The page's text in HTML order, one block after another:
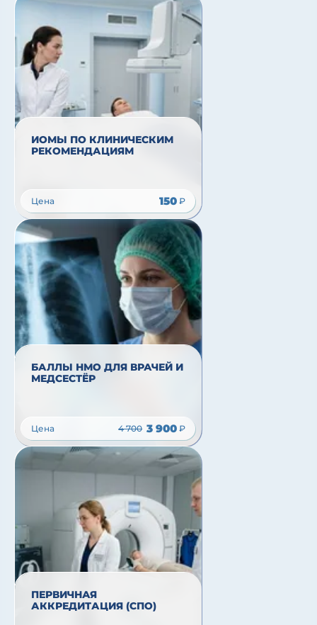
ИОМЫ ПО КЛИНИЧЕСКИМ
РЕКОМЕНДАЦИЯМ
Цена 150 ₽
БАЛЛЫ НМО ДЛЯ ВРАЧЕЙ И
МЕДСЕСТЁР
Цена 4 700 3 900 ₽
ПЕРВИЧНАЯ
АККРЕДИТАЦИЯ (СПО)